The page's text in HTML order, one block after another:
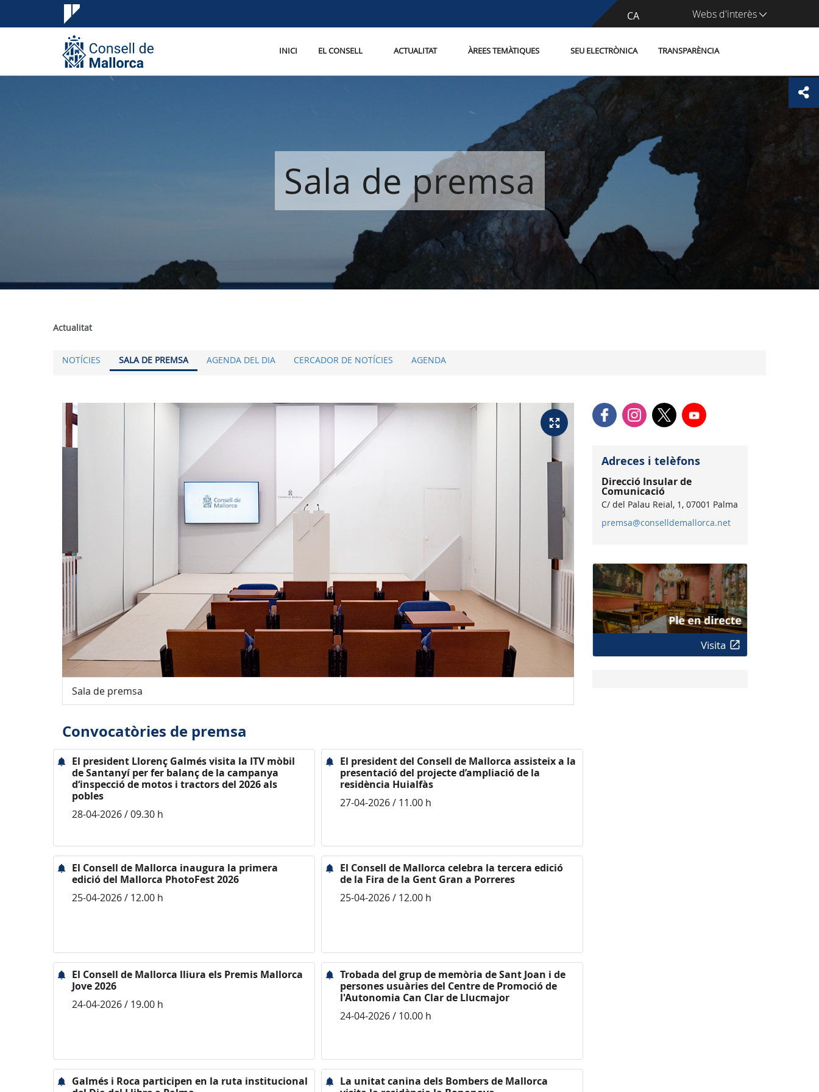
CA
ES Webs d'interès
INICI EL CONSELL ACTUALITAT ÀREES TEMÀTIQUES SEU ELECTRÒNICA TRANSPARÈNCIA
Sala de premsa
Actualitat
NOTÍCIES SALA DE PREMSA AGENDA DEL DIA CERCADOR DE NOTÍCIES AGENDA
Sala de premsa
Convocatòries de premsa
El president Llorenç Galmés visita la ITV mòbil
de Santanyí per fer balanç de la campanya
d‘inspecció de motos i tractors del 2026 als
pobles
28-04-2026 / 09.30 h
El president del Consell de Mallorca assisteix a la
presentació del projecte d’ampliació de la
residència Huialfàs
27-04-2026 / 11.00 h
El Consell de Mallorca inaugura la primera
edició del Mallorca PhotoFest 2026
25-04-2026 / 12.00 h
El Consell de Mallorca celebra la tercera edició
de la Fira de la Gent Gran a Porreres
25-04-2026 / 12.00 h
El Consell de Mallorca lliura els Premis Mallorca
Jove 2026
24-04-2026 / 19.00 h
Trobada del grup de memòria de Sant Joan i de
persones usuàries del Centre de Promoció de
l'Autonomia Can Clar de Llucmajor
24-04-2026 / 10.00 h
Galmés i Roca participen en la ruta institucional
La unitat canina dels Bombers de Mallorca
Adreces i telèfons
Direcció Insular de
Comunicació
C/ del Palau Reial, 1, 07001 Palma
premsa@conselldemallorca.net
Visita